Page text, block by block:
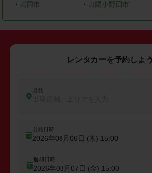
・ 岩国市 ・ 山陽小野田市
レンタカーを予約しよう
出発
出発日時
2026年08月06日 (木) 15:00
返却日時
2026年08月07日 (金) 15:00